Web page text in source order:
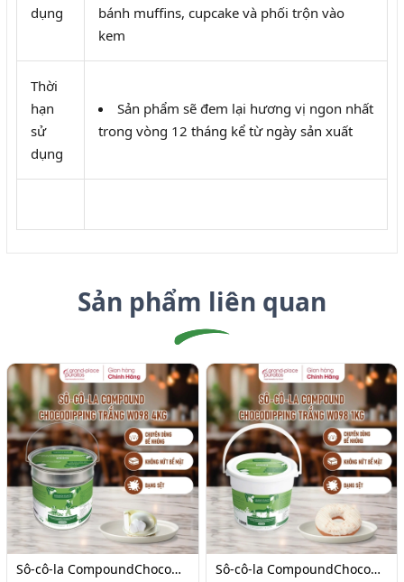
dụng
bánh muffins, cupcake và phối trộn vào
kem
Thời
hạn
sử
dụng
Sản phẩm sẽ đem lại hương vị ngon nhất
trong vòng 12 tháng kể từ ngày sản xuất
Sản phẩm liên quan
Sô-cô-la CompoundChocoDipping Trắng W098 - 4kg_ 4024616
Sô-cô-la CompoundChocoDipping Trắng W098 - 1kg_ 4024617